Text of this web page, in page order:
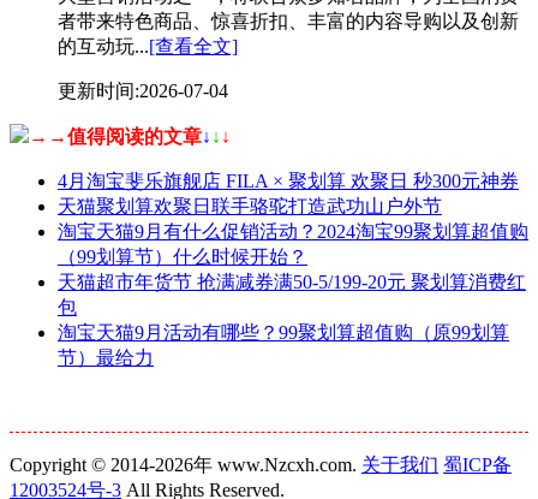
者带来特色商品、惊喜折扣、丰富的内容导购以及创新
的互动玩...[查看全文]
更新时间:2026-07-04
→→值得阅读的文章↓ ↓ ↓
4月淘宝斐乐旗舰店 FILA × 聚划算 欢聚日 秒300元神券
天猫聚划算欢聚日联手骆驼打造武功山户外节
淘宝天猫9月有什么促销活动？2024淘宝99聚划算超值购
（99划算节）什么时候开始？
天猫超市年货节 抢满减券满50-5/199-20元 聚划算消费红
包
淘宝天猫9月活动有哪些？99聚划算超值购（原99划算
节）最给力
Copyright © 2014-2026年 www.Nzcxh.com. 关于我们 蜀ICP备
12003524号-3 All Rights Reserved.